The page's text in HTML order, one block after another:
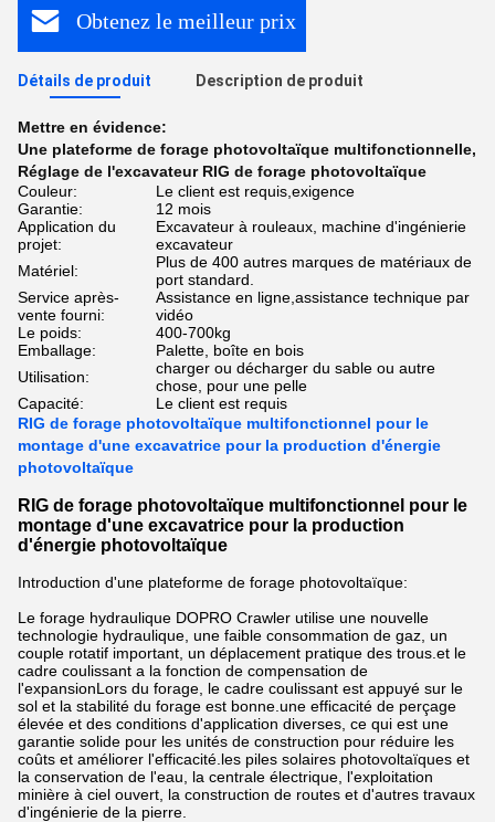
Obtenez le meilleur prix
Détails de produit Description de produit
Mettre en évidence:
Une plateforme de forage photovoltaïque multifonctionnelle,
Réglage de l'excavateur RIG de forage photovoltaïque
Couleur:
Le client est requis,exigence
Garantie:
12 mois
Application du
projet:
Excavateur à rouleaux, machine d'ingénierie
excavateur
Matériel:
Plus de 400 autres marques de matériaux de
port standard.
Service après-
vente fourni:
Assistance en ligne,assistance technique par
vidéo
Le poids:
400-700kg
Emballage:
Palette, boîte en bois
Utilisation:
charger ou décharger du sable ou autre
chose, pour une pelle
Capacité:
Le client est requis
RIG de forage photovoltaïque multifonctionnel pour le
montage d'une excavatrice pour la production d'énergie
photovoltaïque
RIG de forage photovoltaïque multifonctionnel pour le
montage d'une excavatrice pour la production
d'énergie photovoltaïque
Introduction d'une plateforme de forage photovoltaïque:
Le forage hydraulique DOPRO Crawler utilise une nouvelle
technologie hydraulique, une faible consommation de gaz, un
couple rotatif important, un déplacement pratique des trous.et le
cadre coulissant a la fonction de compensation de
l'expansionLors du forage, le cadre coulissant est appuyé sur le
sol et la stabilité du forage est bonne.une efficacité de perçage
élevée et des conditions d'application diverses, ce qui est une
garantie solide pour les unités de construction pour réduire les
coûts et améliorer l'efficacité.les piles solaires photovoltaïques et
la conservation de l'eau, la centrale électrique, l'exploitation
minière à ciel ouvert, la construction de routes et d'autres travaux
d'ingénierie de la pierre.